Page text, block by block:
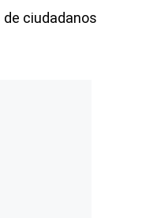
ciudadanos